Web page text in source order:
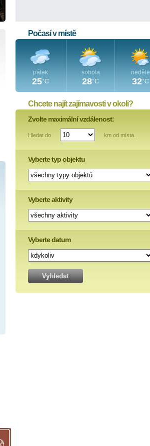
Počasí v místě
pátek
25°C
sobota
28°C
neděle
32°C
Chcete najít zajímavosti v okoli?
Zvolte maximální vzdálenost:
Hledat do km od místa.
Vyberte typ objektu
Vyberte aktivity
Vyberte datum